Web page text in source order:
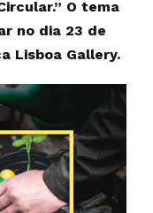
O tema
no dia 23 de
Lisboa Gallery.